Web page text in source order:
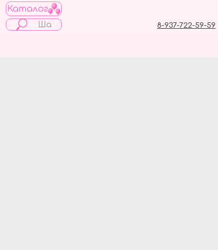
Каталог
8-937-722-59-59